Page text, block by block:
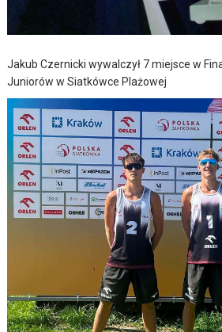
Jakub Czernicki wywalczył 7 miejsce w
Juniorów w Siatkówce Plażowej